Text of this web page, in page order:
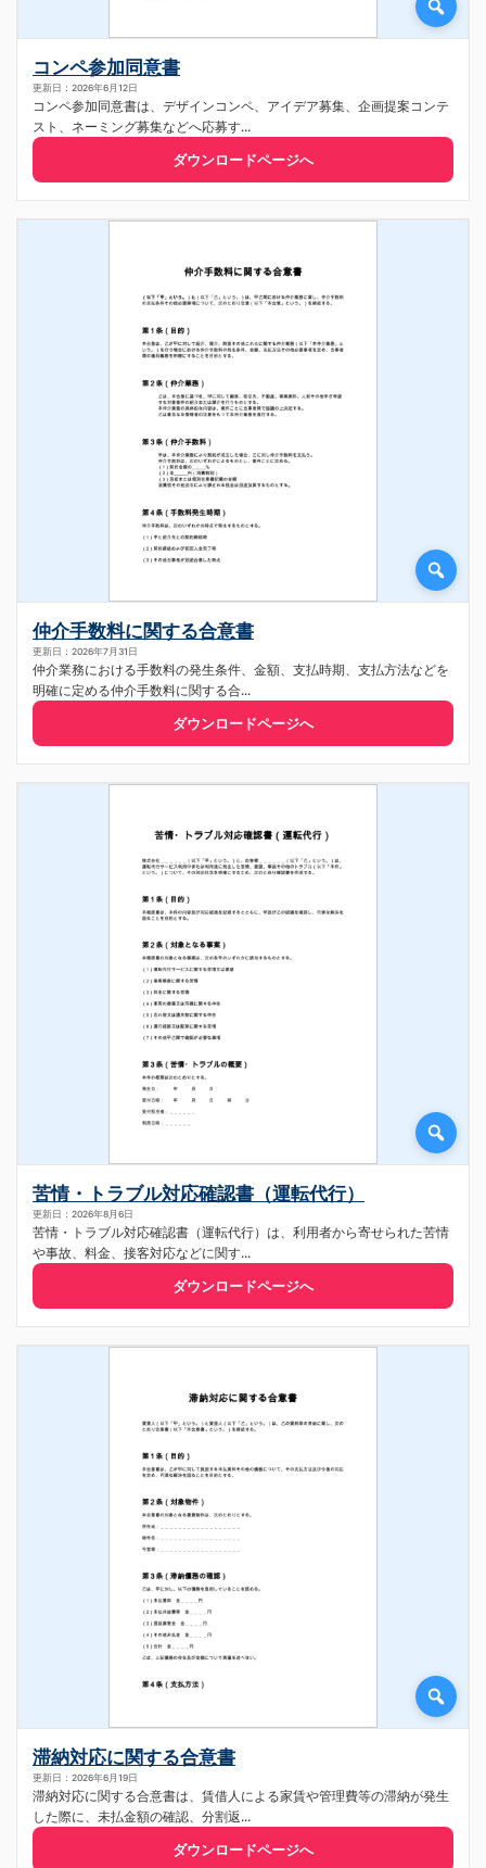
コンペ参加同意書
更新日：2026年6月12日
コンペ参加同意書は、デザインコンペ、アイデア募集、企画提案コンテ
スト、ネーミング募集などへ応募す...
ダウンロードページへ
仲介手数料に関する合意書
更新日：2026年7月31日
仲介業務における手数料の発生条件、金額、支払時期、支払方法などを
明確に定める仲介手数料に関する合...
ダウンロードページへ
苦情・トラブル対応確認書（運転代行）
更新日：2026年8月6日
苦情・トラブル対応確認書（運転代行）は、利用者から寄せられた苦情
や事故、料金、接客対応などに関す...
ダウンロードページへ
滞納対応に関する合意書
更新日：2026年6月19日
滞納対応に関する合意書は、賃借人による家賃や管理費等の滞納が発生
した際に、未払金額の確認、分割返...
ダウンロードページへ